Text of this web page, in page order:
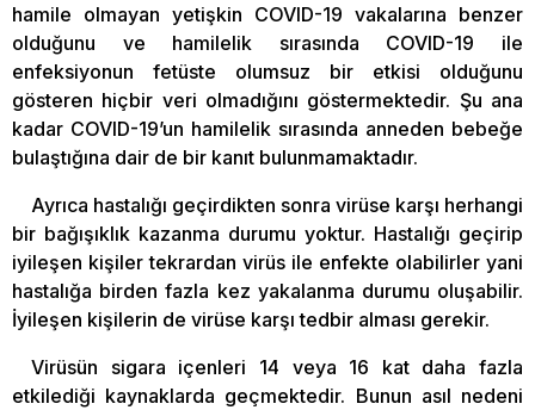
hamile olmayan yetişkin COVID-19 vakalarına benzer
olduğunu ve hamilelik sırasında COVID-19 ile
enfeksiyonun fetüste olumsuz bir etkisi olduğunu
gösteren hiçbir veri olmadığını göstermektedir. Şu ana
kadar COVID-19’un hamilelik sırasında anneden bebeğe
bulaştığına dair de bir kanıt bulunmamaktadır.
Ayrıca hastalığı geçirdikten sonra virüse karşı herhangi
bir bağışıklık kazanma durumu yoktur. Hastalığı geçirip
iyileşen kişiler tekrardan virüs ile enfekte olabilirler yani
hastalığa birden fazla kez yakalanma durumu oluşabilir.
İyileşen kişilerin de virüse karşı tedbir alması gerekir.
Virüsün sigara içenleri 14 veya 16 kat daha fazla
etkilediği kaynaklarda geçmektedir. Bunun asıl nedeni